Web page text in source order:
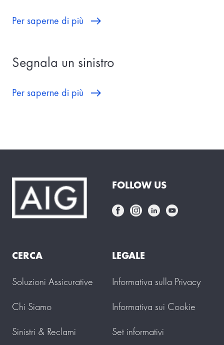
Per saperne di più
Segnala un sinistro
Per saperne di più
FOLLOW US
CERCA
Soluzioni Assicurative
Chi Siamo
Sinistri & Reclami
LEGALE
Informativa sulla Privacy
Informativa sui Cookie
Set informativi